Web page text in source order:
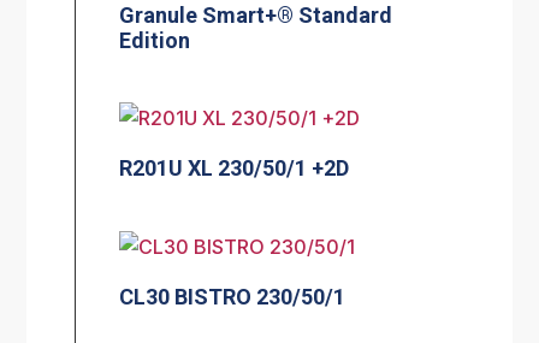
Granule Smart+® Standard
Edition
R201U XL 230/50/1 +2D
CL30 BISTRO 230/50/1